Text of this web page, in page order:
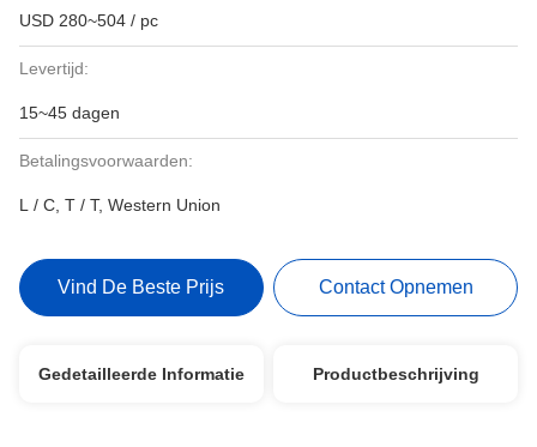
USD 280~504 / pc
Levertijd:
15~45 dagen
Betalingsvoorwaarden:
L / C, T / T, Western Union
Vind De Beste Prijs Contact Opnemen
Gedetailleerde Informatie Productbeschrijving